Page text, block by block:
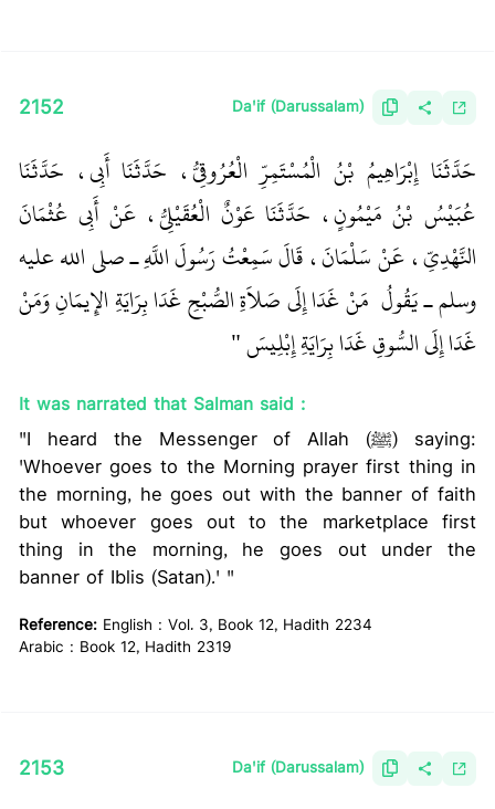
2152 Da'if (Darussalam)
حَدَّثَنَا إِبْرَاهِيمُ بْنُ الْمُسْتَمِرِّ الْعُرُوقِيُّ، حَدَّثَنَا أَبِي، حَدَّثَنَا
عُبَيْسُ بْنُ مَيْمُونٍ، حَدَّثَنَا عَوْنٌ الْعُقَيْلِيُّ، عَنْ أَبِي عُثْمَانَ
النَّهْدِيِّ، عَنْ سَلْمَانَ، قَالَ سَمِعْتُ رَسُولَ اللَّهِ ـ صلى الله عليه
وسلم ـ يَقُولُ ‏ ‏ مَنْ غَدَا إِلَى صَلاَةِ الصُّبْحِ غَدَا بِرَايَةِ الإِيمَانِ وَمَنْ
غَدَا إِلَى السُّوقِ غَدَا بِرَايَةِ إِبْلِيسَ ‏"
It was narrated that Salman said :
"I heard the Messenger of Allah (ﷺ) saying:
'Whoever goes to the Morning prayer first thing in
the morning, he goes out with the banner of faith
but whoever goes out to the marketplace first
thing in the morning, he goes out under the
banner of Iblis (Satan).' "
Reference: English : Vol. 3, Book 12, Hadith 2234
Arabic : Book 12, Hadith 2319
2153 Da'if (Darussalam)